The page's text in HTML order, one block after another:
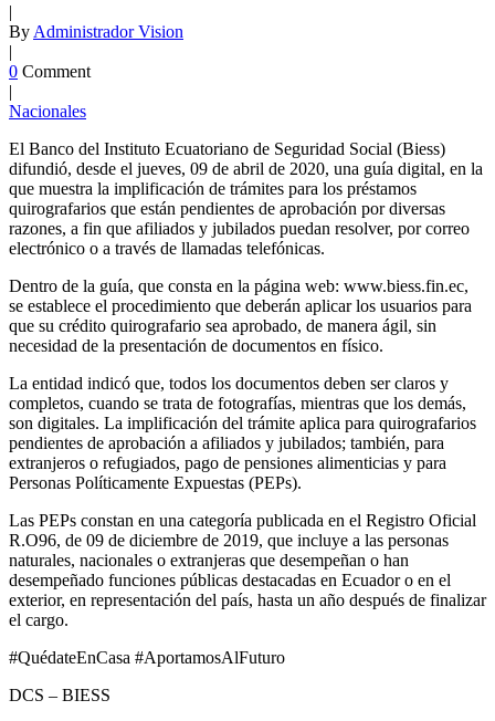
|
By Administrador Vision
|
0 Comment
|
Nacionales
El Banco del Instituto Ecuatoriano de Seguridad Social (Biess)
difundió, desde el jueves, 09 de abril de 2020, una guía digital, en la
que muestra la implificación de trámites para los préstamos
quirografarios que están pendientes de aprobación por diversas
razones, a fin que afiliados y jubilados puedan resolver, por correo
electrónico o a través de llamadas telefónicas.
Dentro de la guía, que consta en la página web: www.biess.fin.ec,
se establece el procedimiento que deberán aplicar los usuarios para
que su crédito quirografario sea aprobado, de manera ágil, sin
necesidad de la presentación de documentos en físico.
La entidad indicó que, todos los documentos deben ser claros y
completos, cuando se trata de fotografías, mientras que los demás,
son digitales. La implificación del trámite aplica para quirografarios
pendientes de aprobación a afiliados y jubilados; también, para
extranjeros o refugiados, pago de pensiones alimenticias y para
Personas Políticamente Expuestas (PEPs).
Las PEPs constan en una categoría publicada en el Registro Oficial
R.O96, de 09 de diciembre de 2019, que incluye a las personas
naturales, nacionales o extranjeras que desempeñan o han
desempeñado funciones públicas destacadas en Ecuador o en el
exterior, en representación del país, hasta un año después de finalizar
el cargo.
#QuédateEnCasa #AportamosAlFuturo
DCS – BIESS